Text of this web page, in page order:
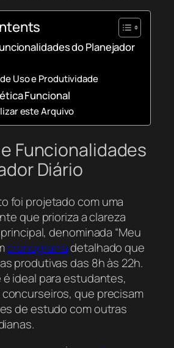
do Planejador
Uso e Produtividade
Funcional
este Arquivo
Funcionalidades
Diário
foi projetado com uma
que prioriza a clareza
denominada “Meu
cronogramadetalhado que
produtivas das 8h às 22h.
é ideal para estudantes,
que precisam
de estudo com outras